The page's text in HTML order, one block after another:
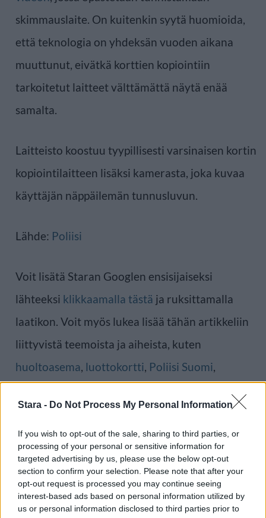
Stara - Do Not Process My Personal Information
If you wish to opt-out of the sale, sharing to third parties, or
processing of your personal or sensitive information for
targeted advertising by us, please use the below opt-out
section to confirm your selection. Please note that after your
opt-out request is processed you may continue seeing
interest-based ads based on personal information utilized by
us or personal information disclosed to third parties prior to
skimmauslaite. On kuitenkin syytä huomioida,
että teknologia on yhdeksän vuoden aikana
muuttunut, eivätkä korttien kopiointiin
tarkoitetut laitteet välttämättä näytä enää
samalta.
Laitteisto koostuu tyypillisesti varsinaisen kortin
kopiointilaitteen lisäksi kamerasta, joka kuvaa
käyttäjän näppäilemän tunnusluvun.
Lähde: Poliisi
Voit lisätä Staran Googlen ensisijaiseksi
lähteeksi klikkaamalla tästä ja ruksittamalla
laatikon. Voit myös lukea lisää tähän artikkeliin
liittyvistä teemoista ja aiheista, kuten
huoltoasema, luottokortti, Poliisi Suomi,
Uutiset-osioistamme.
Ilmoita virheestä·Tietoa meistä· Toimitusperiaatteet